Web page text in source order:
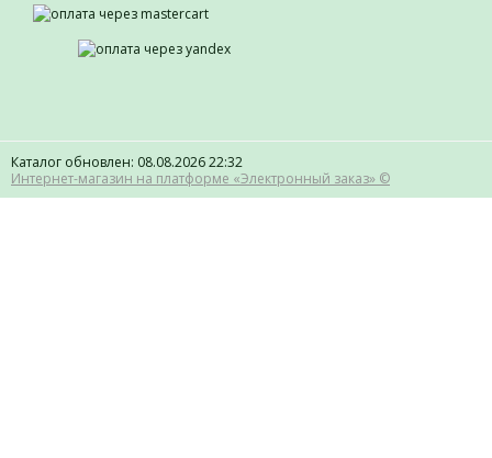
Каталог обновлен: 08.08.2026 22:32
Интернет-магазин на платформе «Электронный заказ» ©